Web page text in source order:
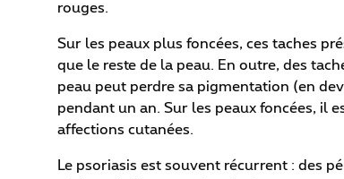
rouges.
Sur les peaux plus foncées, ces taches
que le reste de la peau. En outre, des
peau peut perdre sa pigmentation (en
pendant un an. Sur les peaux foncées, il
affections cutanées.
Le psoriasis est souvent récurrent : des